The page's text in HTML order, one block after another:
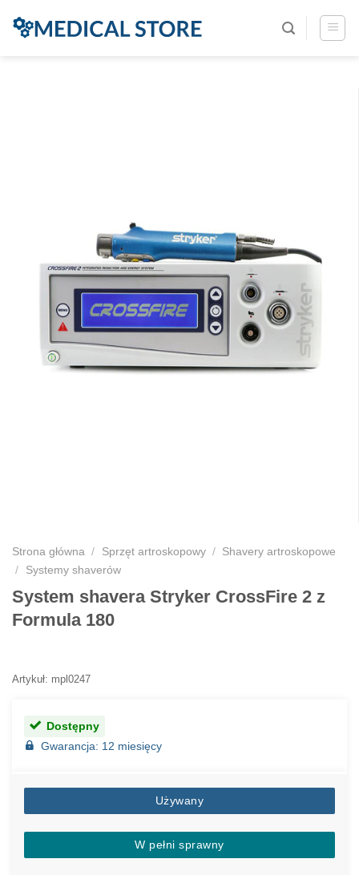
Strona główna / Sprzęt artroskopowy / Shavery artroskopowe
/
Systemy shaverów
System shavera Stryker CrossFire 2 z
Formula 180
Artykuł: mpl0247
Dostępny
Gwarancja: 12 miesięcy
Używany
W pełni sprawny